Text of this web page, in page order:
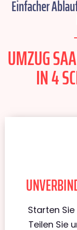
Einfacher
UMZUG
IN 4
Starten
Teilen Sie